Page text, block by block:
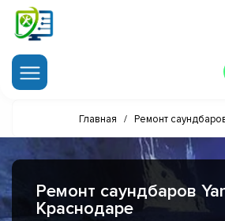
Главная / Ремонт
Ремонт саундбаров
Краснодаре